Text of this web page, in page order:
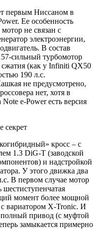
первым Ниссаном в
Ее особенность
не связан с
электроэнергии,
В состав
сильный турбомотор
(как у Infiniti QX50
190 л.с.
не предусмотрено,
нет, хотя в
e-Power есть версия
кросс – с
1.3 DiG-T (заводской
и надстройкой
У этого движка два
В первом случае мотор
момент более мощной
вариатором X-Tronic. И
привод (с муфтой
замыкается примерно